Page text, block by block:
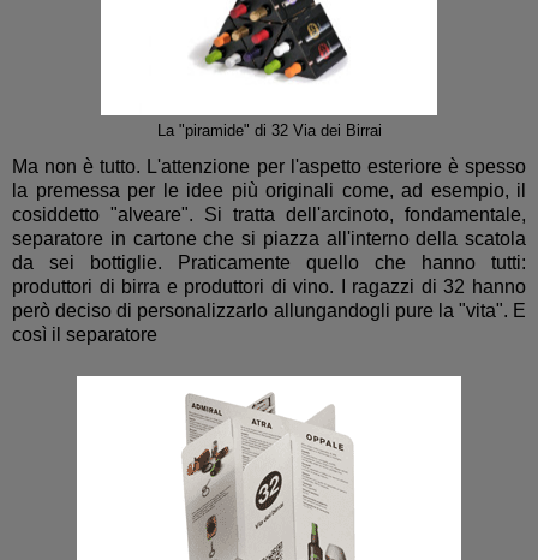
La "piramide" di 32 Via dei Birrai
Ma non è tutto. L'attenzione per l'aspetto esteriore è spesso
la premessa per le idee più originali come, ad esempio, il
cosiddetto "alveare". Si tratta dell'arcinoto, fondamentale,
separatore in cartone che si piazza all'interno della scatola
da sei bottiglie. Praticamente quello che hanno tutti:
produttori di birra e produttori di vino. I ragazzi di 32 hanno
però deciso di personalizzarlo allungandogli pure la "vita". E
così il separatore